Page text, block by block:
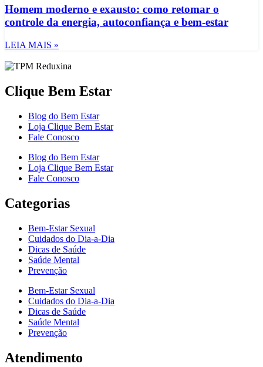
Homem moderno e exausto: como retomar o
controle da energia, autoconfiança e bem-estar
LEIA MAIS »
Clique Bem Estar
Blog do Bem Estar
Loja Clique Bem Estar
Fale Conosco
Blog do Bem Estar
Loja Clique Bem Estar
Fale Conosco
Categorias
Bem-Estar Sexual
Cuidados do Dia-a-Dia
Dicas de Saúde
Saúde Mental
Prevenção
Bem-Estar Sexual
Cuidados do Dia-a-Dia
Dicas de Saúde
Saúde Mental
Prevenção
Atendimento